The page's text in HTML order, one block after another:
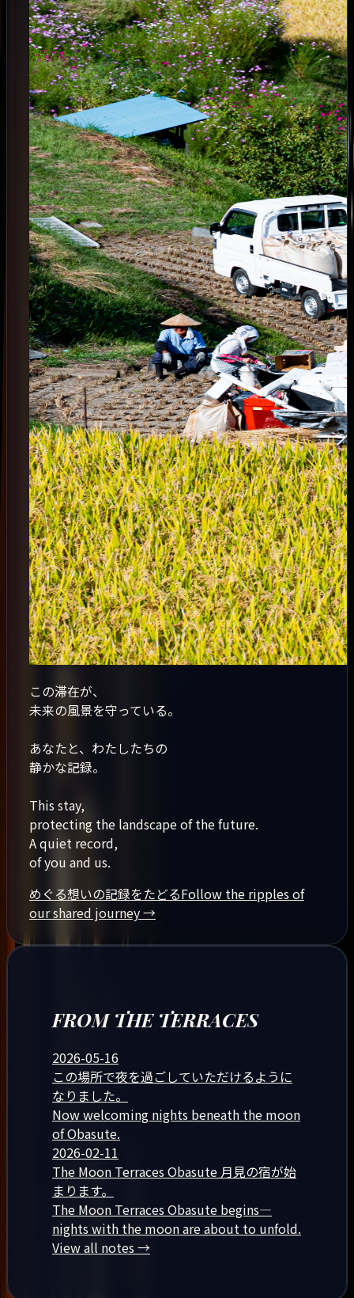
この滞在が、
未来の風景を守っている。
あなたと、わたしたちの
静かな記録。
This stay,
protecting the landscape of the future.
A quiet record,
of you and us.
めぐる想いの記録をたどるFollow the ripples of
our shared journey→
FROM THE TERRACES
2026-05-16
この場所で夜を過ごしていただけるように
なりました。
Now welcoming nights beneath the moon
of Obasute.
2026-02-11
The Moon Terraces Obasute 月見の宿が始
まります。
The Moon Terraces Obasute begins—
nights with the moon are about to unfold.
View all notes →